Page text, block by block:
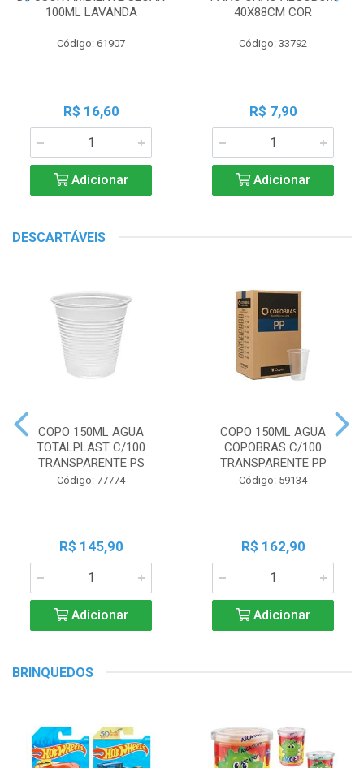
100ML LAVANDA
Código: 61907
R$ 16,60
Adicionar
40X88CM COR
Código: 33792
R$ 7,90
Adicionar
DESCARTÁVEIS
COPO 150ML AGUA
TOTALPLAST C/100
TRANSPARENTE PS
Código: 77774
R$ 145,90
Adicionar
COPO 150ML AGUA
COPOBRAS C/100
TRANSPARENTE PP
Código: 59134
R$ 162,90
Adicionar
BRINQUEDOS